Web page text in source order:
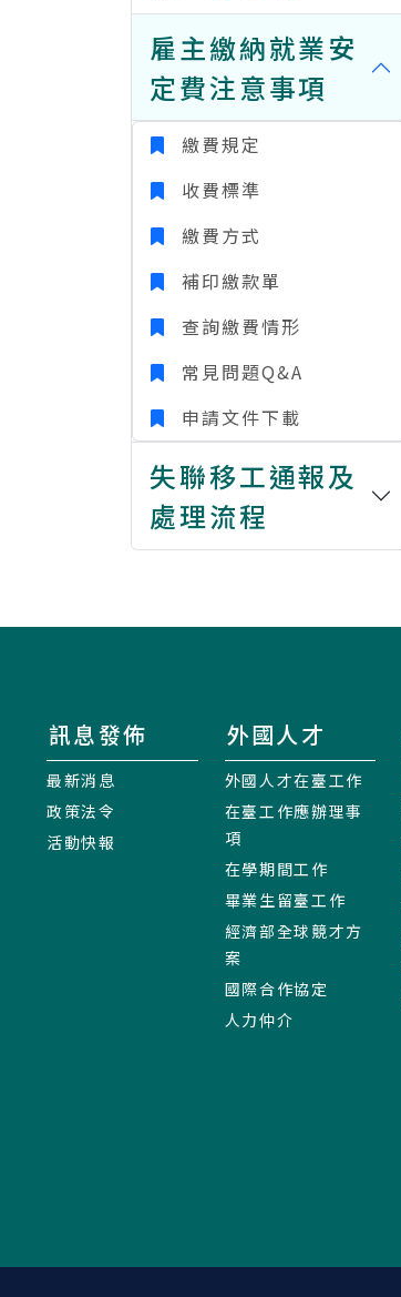
雇主繳納就業安
定費注意事項
繳費規定
收費標準
繳費方式
補印繳款單
查詢繳費情形
常見問題Q&A
申請文件下載
失聯移工通報及
處理流程
訊息發佈
最新消息
政策法令
活動快報
外國人才
外國人才在臺工作
在臺工作應辦理事
項
在學期間工作
畢業生留臺工作
經濟部全球競才方
案
國際合作協定
人力仲介